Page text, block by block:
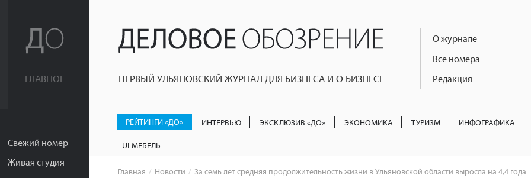
ГЛАВНОЕ
Свежий номер
Живая студия
ПЕРВЫЙ УЛЬЯНОВСКИЙ ЖУРНАЛ ДЛЯ БИЗНЕСА И О БИЗНЕСЕ
О журнале
Все номера
Редакция
РЕЙТИНГИ «ДО» ИНТЕРВЬЮ ЭКСКЛЮЗИВ «ДО» ЭКОНОМИКА ТУРИЗМ ИНФОГРАФИКА
ULМЕБЕЛЬ
Главная Новости За семь лет средняя продолжительность жизни в Ульяновской области выросла на 4,4 года